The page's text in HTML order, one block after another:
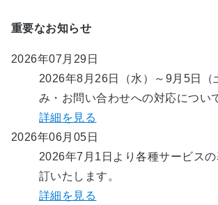
重要なお知らせ
2026年07月29日
2026年8月26日（水）～9月5日（
み・お問い合わせへの対応につい
詳細を見る
2026年06月05日
2026年7月1日より各種サービス
訂いたします。
詳細を見る